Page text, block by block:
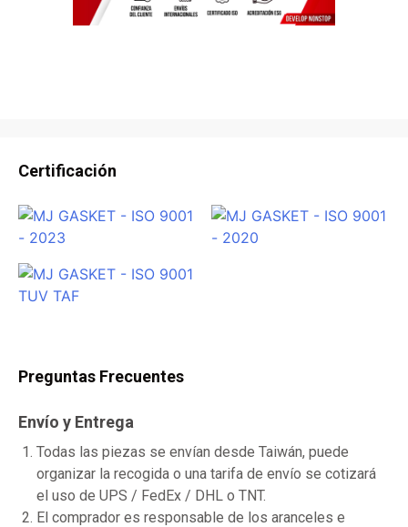
Certificación
Preguntas Frecuentes
Envío y Entrega
Todas las piezas se envían desde Taiwán, puede
organizar la recogida o una tarifa de envío se cotizará
el uso de UPS / FedEx / DHL o TNT.
El comprador es responsable de los aranceles e